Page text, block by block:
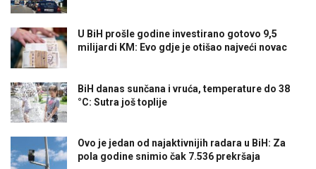
U BiH prošle godine investirano gotovo 9,5
milijardi KM: Evo gdje je otišao najveći novac
BiH danas sunčana i vruća, temperature do 38
°C: Sutra još toplije
Ovo je jedan od najaktivnijih radara u BiH: Za
pola godine snimio čak 7.536 prekršaja